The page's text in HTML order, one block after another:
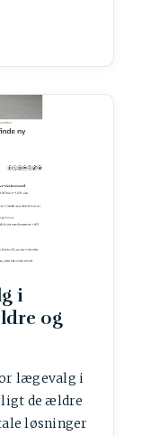
i
og
lægevalg i
de ældre
løsninger